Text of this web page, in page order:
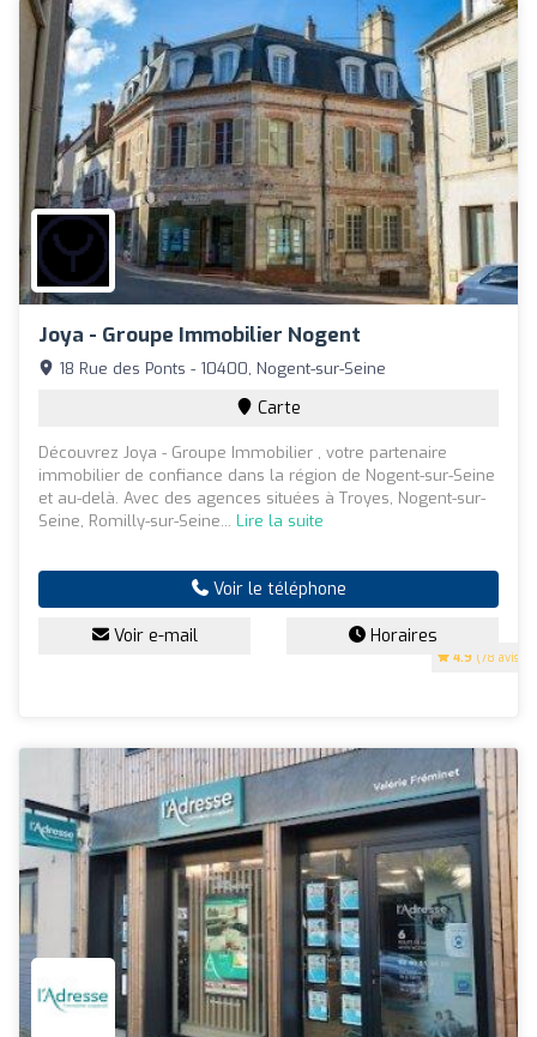
Joya - Groupe Immobilier Nogent
4.9 (78 avis)
18 Rue des Ponts - 10400, Nogent-sur-Seine
Carte
Découvrez Joya - Groupe Immobilier , votre partenaire
immobilier de confiance dans la région de Nogent-sur-Seine
et au-delà. Avec des agences situées à Troyes, Nogent-sur-
Seine, Romilly-sur-Seine... Lire la suite
Voir le téléphone
Voir e-mail Horaires